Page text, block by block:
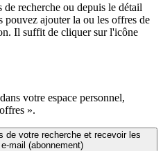
de recherche ou depuis le détail
pouvez ajouter la ou les offres de
Il suffit de cliquer sur l'icône
votre espace personnel,
».
de votre recherche et recevoir les
mail (abonnement)